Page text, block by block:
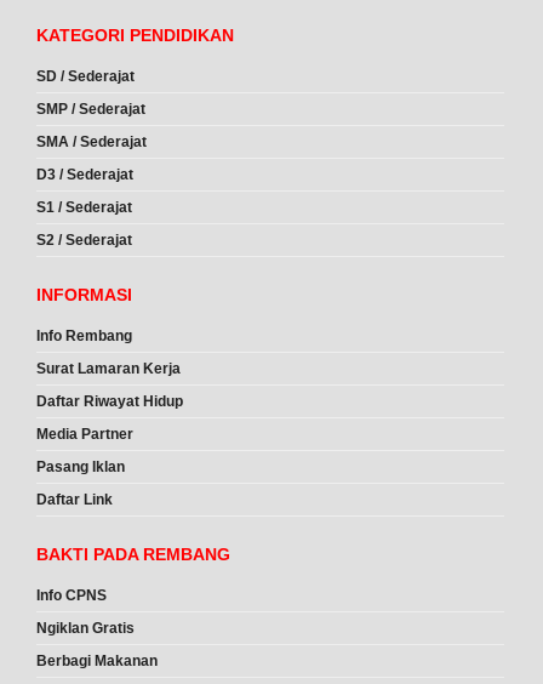
KATEGORI PENDIDIKAN
SD / Sederajat
SMP / Sederajat
SMA / Sederajat
D3 / Sederajat
S1 / Sederajat
S2 / Sederajat
INFORMASI
Info Rembang
Surat Lamaran Kerja
Daftar Riwayat Hidup
Media Partner
Pasang Iklan
Daftar Link
BAKTI PADA REMBANG
Info CPNS
Ngiklan Gratis
Berbagi Makanan